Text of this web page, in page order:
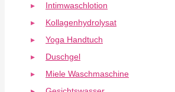
Intimwaschlotion
Kollagenhydrolysat
Yoga Handtuch
Duschgel
Miele Waschmaschine